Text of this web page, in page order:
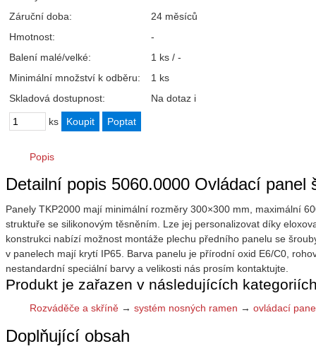
Záruční doba:
24 měsíců
Hmotnost:
-
Balení malé/velké:
1 ks / -
Minimální množství k odběru:
1 ks
Skladová dostupnost:
Na dotaz i
ks
Popis
Detailní popis 5060.0000 Ovládací panel
Panely TKP2000 mají minimální rozměry 300×300 mm, maximální
struktuře se silikonovým těsněním. Lze jej personalizovat díky
konstrukci nabízí možnost montáže plechu předního panelu se
v panelech mají krytí IP65. Barva panelu je přírodní oxid E6/C0,
nestandardní speciální barvy a velikosti nás prosím kontaktujte.
Produkt je zařazen v následujících
Rozváděče a skříně → systém nosných ramen → ovládací
Doplňující obsah